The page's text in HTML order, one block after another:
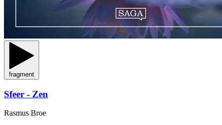
fragment
Sfeer - Zen
Rasmus Broe